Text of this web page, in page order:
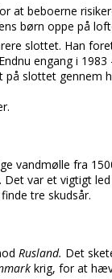
at beboerne
børn oppe på
slottet. Han
engang i
på slottet gennem
vandmølle fra
Det var et vigtigt
tre skudsår.
Rusland. Det
krig, for at